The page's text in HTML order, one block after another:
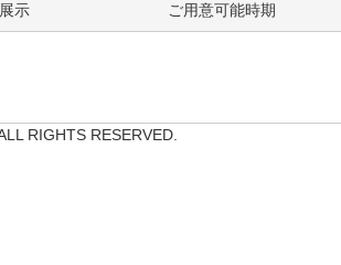
展示 ご用意可能時期
RIGHTS RESERVED.